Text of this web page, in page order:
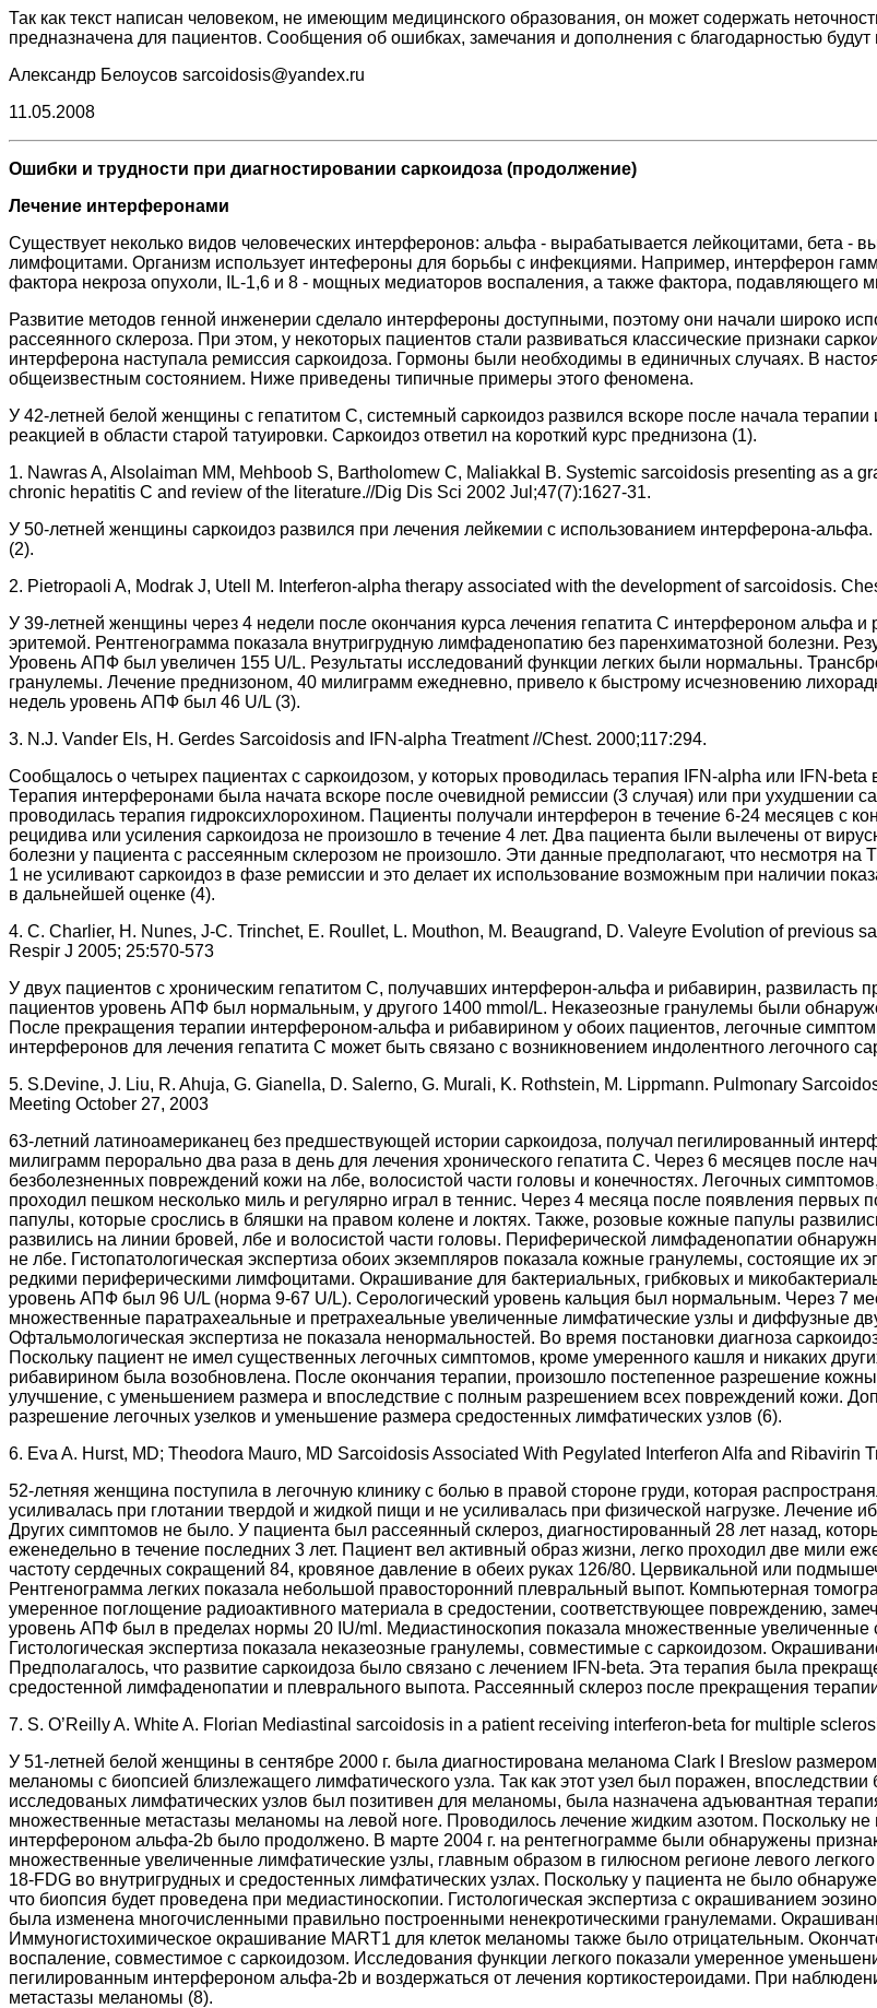
Так как текст написан человеком, не имеющим медицинского образования, он может содержать
предназначена для пациентов. Сообщения об ошибках, замечания и дополнения с благодарностью будут
Александр Белоусов sarcoidosis@yandex.ru
11.05.2008
Ошибки и трудности при диагностировании саркоидоза (продолжение)
Лечение интерферонами
Существует неколько видов человеческих интерферонов: альфа - вырабатывается лейкоцитами, бета -
лимфоцитами. Организм использует интефероны для борьбы с инфекциями. Например, интерферон
фактора некроза опухоли, IL-1,6 и 8 - мощных медиаторов воспаления, а также фактора, подавляющего
Развитие методов генной инженерии сделало интерфероны доступными, поэтому они начали широко
рассеянного склероза. При этом, у некоторых пациентов стали развиваться классические признаки
интерферона наступала ремиссия саркоидоза. Гормоны были необходимы в единичных случаях. В
общеизвестным состоянием. Ниже приведены типичные примеры этого феномена.
У 42-летней белой женщины с гепатитом C, системный саркоидоз развился вскоре после начала
реакцией в области старой татуировки. Саркоидоз ответил на короткий курс преднизона (1).
1. Nawras A, Alsolaiman MM, Mehboob S, Bartholomew C, Maliakkal B. Systemic sarcoidosis presenting as a
chronic hepatitis C and review of the literature.//Dig Dis Sci 2002 Jul;47(7):1627-31.
У 50-летней женщины саркоидоз развился при лечения лейкемии с использованием интерферона-
(2).
2. Pietropaoli A, Modrak J, Utell M. Interferon-alpha therapy associated with the development of sarcoidosis.
У 39-летней женщины через 4 недели после окончания курса лечения гепатита C интерфероном альфа и
эритемой. Рентгенограмма показала внутригрудную лимфаденопатию без паренхиматозной болезни.
Уровень АПФ был увеличен 155 U/L. Результаты исследований функции легких были нормальны.
гранулемы. Лечение преднизоном, 40 милиграмм ежедневно, привело к быстрому исчезновению
недель уровень АПФ был 46 U/L (3).
3. N.J. Vander Els, H. Gerdes Sarcoidosis and IFN-alpha Treatment //Chest. 2000;117:294.
Сообщалось о четырех пациентах с саркоидозом, у которых проводилась терапия IFN-alpha или IFN-beta
Терапия интерферонами была начата вскоре после очевидной ремиссии (3 случая) или при ухудшении
проводилась терапия гидроксихлорохином. Пациенты получали интерферон в течение 6-24 месяцев с
рецидива или усиления саркоидоза не произошло в течение 4 лет. Два пациента были вылечены от
болезни у пациента с рассеянным склерозом не произошло. Эти данные предполагают, что несмотря
1 не усиливают саркоидоз в фазе ремиссии и это делает их использование возможным при наличии
в дальнейшей оценке (4).
4. C. Charlier, H. Nunes, J-C. Trinchet, E. Roullet, L. Mouthon, M. Beaugrand, D. Valeyre Evolution of previous
Respir J 2005; 25:570-573
У двух пациентов с хроническим гепатитом C, получавших интерферон-альфа и рибавирин, развиласть
пациентов уровень АПФ был нормальным, у другого 1400 mmol/L. Неказеозные гранулемы были
После прекращения терапии интерфероном-альфа и рибавирином у обоих пациентов, легочные
интерферонов для лечения гепатита C может быть связано с возникновением индолентного легочного
5. S.Devine, J. Liu, R. Ahuja, G. Gianella, D. Salerno, G. Murali, K. Rothstein, M. Lippmann. Pulmonary
Meeting October 27, 2003
63-летний латиноамериканец без предшествующей истории саркоидоза, получал пегилированный
милиграмм перорально два раза в день для лечения хронического гепатита C. Через 6 месяцев после
безболезненных повреждений кожи на лбе, волосистой части головы и конечностях. Легочных
проходил пешком несколько миль и регулярно играл в теннис. Через 4 месяца после появления
папулы, которые срослись в бляшки на правом колене и локтях. Также, розовые кожные папулы
развились на линии бровей, лбе и волосистой части головы. Периферической лимфаденопатии
не лбе. Гистопатологическая экспертиза обоих экземпляров показала кожные гранулемы, состоящие их
редкими периферическими лимфоцитами. Окрашивание для бактериальных, грибковых и
уровень АПФ был 96 U/L (норма 9-67 U/L). Серологический уровень кальция был нормальным. Через 7
множественные паратрахеальные и претрахеальные увеличенные лимфатические узлы и диффузные
Офтальмологическая экспертиза не показала ненормальностей. Во время постановки диагноза
Поскольку пациент не имел существенных легочных симптомов, кроме умеренного кашля и никаких
рибавирином была возобновлена. После окончания терапии, произошло постепенное разрешение
улучшение, с уменьшением размера и впоследствие с полным разрешением всех повреждений кожи.
разрешение легочных узелков и уменьшение размера средостенных лимфатических узлов (6).
6. Eva A. Hurst, MD; Theodora Mauro, MD Sarcoidosis Associated With Pegylated Interferon Alfa and Ribavirin
52-летняя женщина поступила в легочную клинику с болью в правой стороне груди, которая
усиливалась при глотании твердой и жидкой пищи и не усиливалась при физической нагрузке. Лечение
Других симптомов не было. У пациента был рассеянный склероз, диагностированный 28 лет назад,
еженедельно в течение последних 3 лет. Пациент вел активный образ жизни, легко проходил две мили
частоту сердечных сокращений 84, кровяное давление в обеих руках 126/80. Цервикальной или
Рентгенограмма легких показала небольшой правосторонний плевральный выпот. Компьютерная
умеренное поглощение радиоактивного материала в средостении, соответствующее повреждению,
уровень АПФ был в пределах нормы 20 IU/ml. Медиастиноскопия показала множественные
Гистологическая экспертиза показала неказеозные гранулемы, совместимые с саркоидозом.
Предполагалось, что развитие саркоидоза было связано с лечением IFN-beta. Эта терапия была
средостенной лимфаденопатии и плеврального выпота. Рассеянный склероз после прекращения
7. S. O’Reilly A. White A. Florian Mediastinal sarcoidosis in a patient receiving interferon-beta for multiple
У 51-летней белой женщины в сентябре 2000 г. была диагностирована меланома Clark I Breslow
меланомы с биопсией близлежащего лимфатического узла. Так как этот узел был поражен,
исследованых лимфатических узлов был позитивен для меланомы, была назначена адъювантная
множественные метастазы меланомы на левой ноге. Проводилось лечение жидким азотом. Поскольку
интерфероном альфа-2b было продолжено. В марте 2004 г. на рентегнограмме были обнаружены
множественные увеличенные лимфатические узлы, главным образом в гилюсном регионе левого
18-FDG во внутригрудных и средостенных лимфатических узлах. Поскольку у пациента не было
что биопсия будет проведена при медиастиноскопии. Гистологическая экспертиза с окрашиванием
была изменена многочисленными правильно построенными ненекротическими гранулемами.
Иммуногистохимическое окрашивание MART1 для клеток меланомы также было отрицательным.
воспаление, совместимое с саркоидозом. Исследования функции легкого показали умеренное
пегилированным интерфероном альфа-2b и воздержаться от лечения кортикостероидами. При
метастазы меланомы (8).